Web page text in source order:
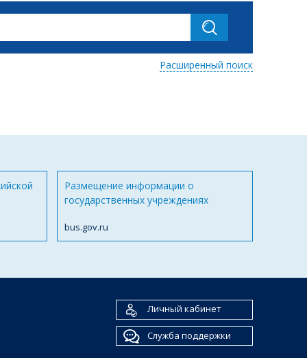
Расширенный поиск
Размещение информации о
государственных учреждениях
bus.gov.ru
Личный кабинет
Служба поддержки